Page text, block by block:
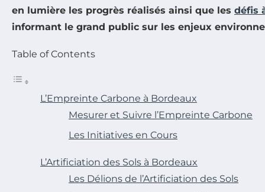
en lumière les progrès réalisés ainsi que les défis
informant le grand public sur les enjeux
Table of Contents
L’Empreinte Carbone à Bordeaux
Mesurer et Suivre l’Empreinte Carbone
Les Initiatives en Cours
L’Artificiation des Sols à Bordeaux
Les Délions de l’Artificiation des Sols